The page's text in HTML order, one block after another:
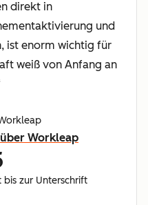
direkt in
und
ist enorm wichtig für
weiß von Anfang an
über Workleap
zur Unterschrift